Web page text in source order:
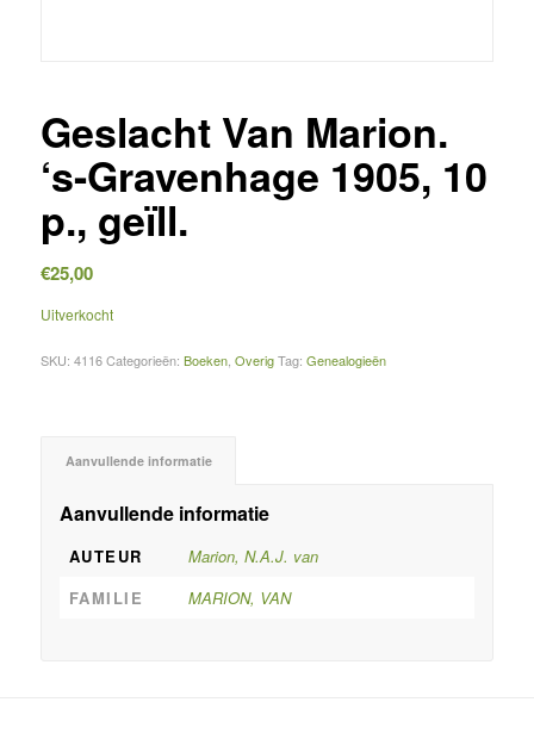
Geslacht Van Marion.
‘s-Gravenhage 1905, 10
p., geïll.
€25,00
Uitverkocht
SKU: 4116 Categorieën: Boeken, Overig Tag: Genealogieën
Aanvullende informatie
Aanvullende informatie
AUTEUR
Marion, N.A.J. van
FAMILIE
MARION, VAN